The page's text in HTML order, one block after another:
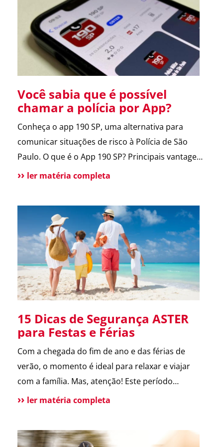
entregador e morador. Um armário inteligente,
seguro e disponível […]
Você sabia que é possível
chamar a polícia por App?
Conheça o app 190 SP, uma alternativa para
comunicar situações de risco à Polícia de São
Paulo. O que é o App 190 SP? Principais vantagens
e benefícios para a população Situações de uso
tradicional ainda disponível Conclusão O app 190
melhora a comunicação […]
ler matéria completa
15 Dicas de Segurança ASTER
para Festas e Férias
Com a chegada do fim de ano e das férias de
verão, o momento é ideal para relaxar e viajar
com a família. Mas, atenção! Este período
também é marcado por um aumento de
segurança que destacamos ao longo de 2024.
ler matéria completa